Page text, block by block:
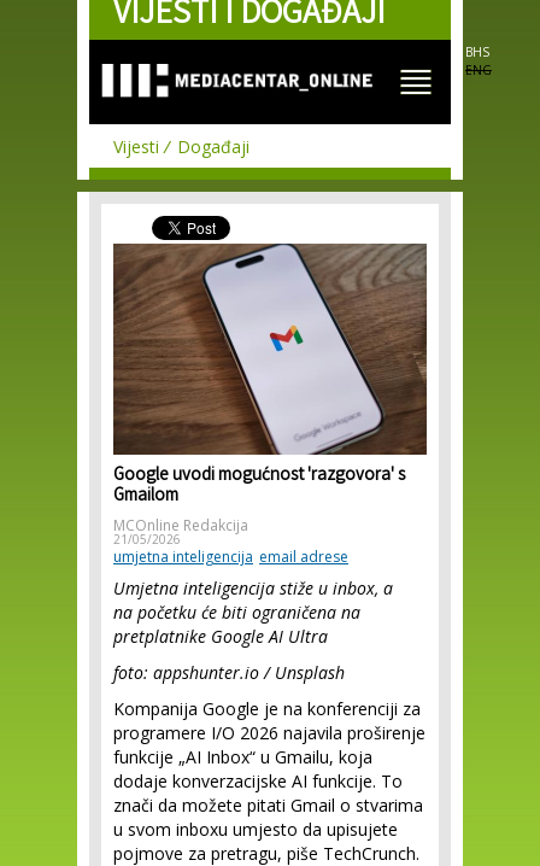
Skip to
main
VIJESTI I DOGAĐAJI
BHS
ENG
Vijesti Događaji
Google uvodi mogućnost 'razgovora' s
Gmailom
MCOnline Redakcija
21/05/2026
umjetna inteligencija email adrese
Umjetna inteligencija stiže u inbox, a
na početku će biti ograničena na
pretplatnike Google AI Ultra
foto: appshunter.io / Unsplash
Kompanija Google je na konferenciji za
programere I/O 2026 najavila proširenje
funkcije „AI Inbox“ u Gmailu, koja
dodaje konverzacijske AI funkcije. To
znači da možete pitati Gmail o stvarima
u svom inboxu umjesto da upisujete
pojmove za pretragu, piše TechCrunch.